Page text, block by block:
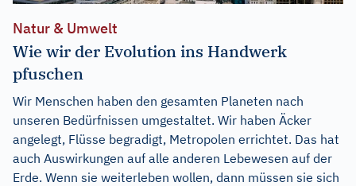
Natur & Umwelt
Wie wir der Evolution ins Handwerk
pfuschen
Wir Menschen haben den gesamten Planeten nach
unseren Bedürfnissen umgestaltet. Wir haben Äcker
angelegt, Flüsse begradigt, Metropolen errichtet. Das hat
auch Auswirkungen auf alle anderen Lebewesen auf der
Erde. Wenn sie weiterleben wollen, dann müssen sie sich